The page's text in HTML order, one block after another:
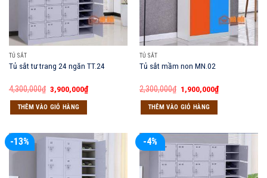
TỦ SẮT
Tủ sắt tư trang 24 ngăn TT.24
4,300,000₫ Giá
gốc
là:
4,300,000₫.
3,900,000₫Giá
hiện
THÊM VÀO GIỎ HÀNG
TỦ SẮT
Tủ sắt mầm non MN.02
2,300,000₫ Giá
gốc
là:
2,300,000₫.
1,900,000₫Giá
hiện
THÊM VÀO GIỎ HÀNG
-13% -4%